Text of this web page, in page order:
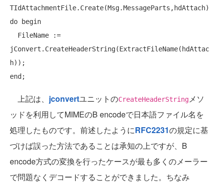
do begin
jConvert.CreateHeaderString(ExtractFileName(hdAttac
end
上記は、 jconvertユニットのCreateHeaderString メソ
ッドを利用してMIMEのB encodeで日本語ファイル名を
処理したものです。前述したようにRFC2231の規定に基
づけば誤った方法であることは承知の上ですが、B
encode方式の変換を行ったケースが最も多くのメーラー
で問題なくデコードすることができました。ちなみ